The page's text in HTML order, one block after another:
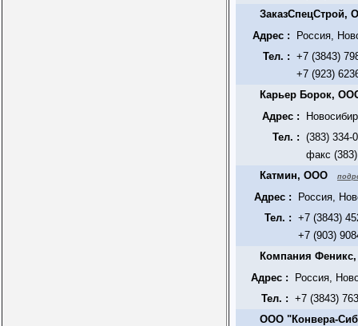
ЗаказСпецСтрой,
Адрес :
Россия,
Тел. : +7 (3843)
+7 (923)
Карьер Борок,
Адрес :
Тел. : (383) 334-
факс
Катмин, ООО
Адрес :
Россия,
Тел. : +7 (3843)
+7 (903)
Компания
Адрес :
Россия,
Тел. : +7 (3843)
ООО "Конвера-